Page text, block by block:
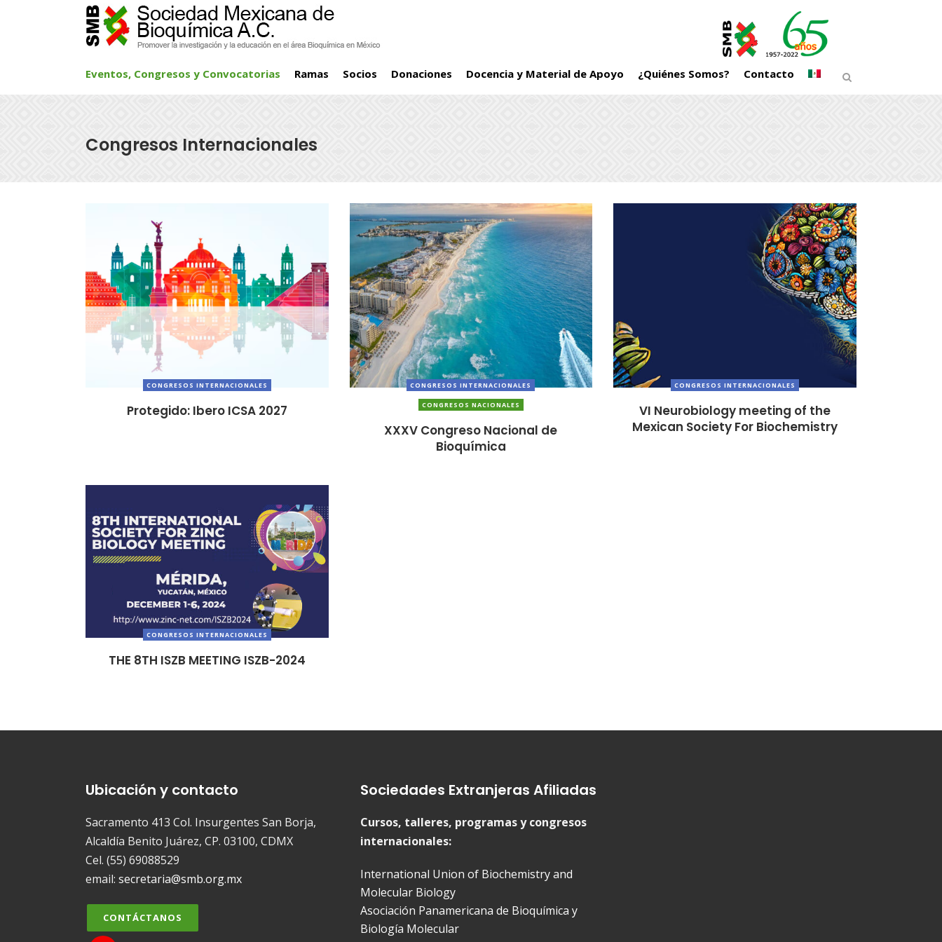
Eventos, Congresos y Convocatorias Ramas Socios Donaciones Docencia y Material de Apoyo ¿Quiénes Somos? Contacto
Congresos Internacionales
CONGRESOS INTERNACIONALES
Protegido: Ibero ICSA 2027
CONGRESOS INTERNACIONALES
CONGRESOS NACIONALES
XXXV Congreso Nacional de
Bioquímica
CONGRESOS INTERNACIONALES
VI Neurobiology meeting of the
Mexican Society For Biochemistry
CONGRESOS INTERNACIONALES
THE 8TH ISZB MEETING ISZB-2024
Ubicación y contacto
Sacramento 413 Col. Insurgentes San Borja,
Alcaldía Benito Juárez, CP. 03100, CDMX
Cel. (55) 69088529
email: secretaria@smb.org.mx
CONTÁCTANOS
Sociedades Extranjeras Afiliadas
Cursos, talleres, programas y congresos
internacionales:
International Union of Biochemistry and
Molecular Biology
Asociación Panamericana de Bioquímica y
Biología Molecular